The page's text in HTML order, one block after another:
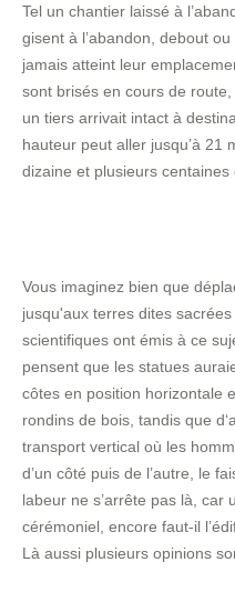
Tel un chantier laissé à
gisent à l’abandon, debout
jamais atteint leur
sont brisés en cours de
un tiers arrivait intact à
hauteur peut aller jusqu’à 21
dizaine et plusieurs centaines
Vous imaginez bien que
jusqu'aux terres dites
scientifiques ont émis à ce
pensent que les statues
côtes en position horizontale
rondins de bois, tandis que
transport vertical où les
d’un côté puis de l’autre, le
labeur ne s’arrête pas là, car
cérémoniel, encore faut-il
Là aussi plusieurs opinions